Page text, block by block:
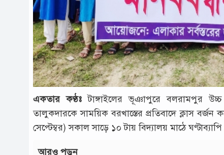
একতার কণ্ঠঃ টাঙ্গাইলের ভূঞাপুরে বলরামপুর
তালুকদারকে সাময়িক বরখাস্তের প্রতিবাদে ক্লাস বর্জন
সেপ্টেম্বর) সকাল সাড়ে ১০ টায় বিদ্যালয় মাঠে
আরও পড়ুন